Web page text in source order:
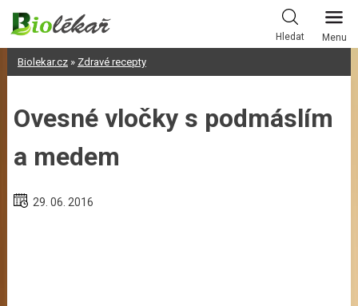
Skip
content
Hledat Menu
Biolekar.cz» Zdravé recepty
Ovesné vločky s podmáslím
a medem
29. 06. 2016